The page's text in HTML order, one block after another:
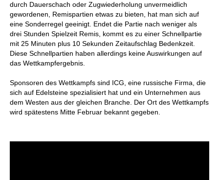
durch Dauerschach oder Zugwiederholung unvermeidlich
gewordenen, Remispartien etwas zu bieten, hat man sich auf
eine Sonderregel geeinigt. Endet die Partie nach weniger als
drei Stunden Spielzeit Remis, kommt es zu einer Schnellpartie
mit 25 Minuten plus 10 Sekunden Zeitaufschlag Bedenkzeit.
Diese Schnellpartien haben allerdings keine Auswirkungen auf
das Wettkampfergebnis.
Sponsoren des Wettkampfs sind ICG, eine russische Firma, die
sich auf Edelsteine spezialisiert hat und ein Unternehmen aus
dem Westen aus der gleichen Branche. Der Ort des Wettkampfs
wird spätestens Mitte Februar bekannt gegeben.